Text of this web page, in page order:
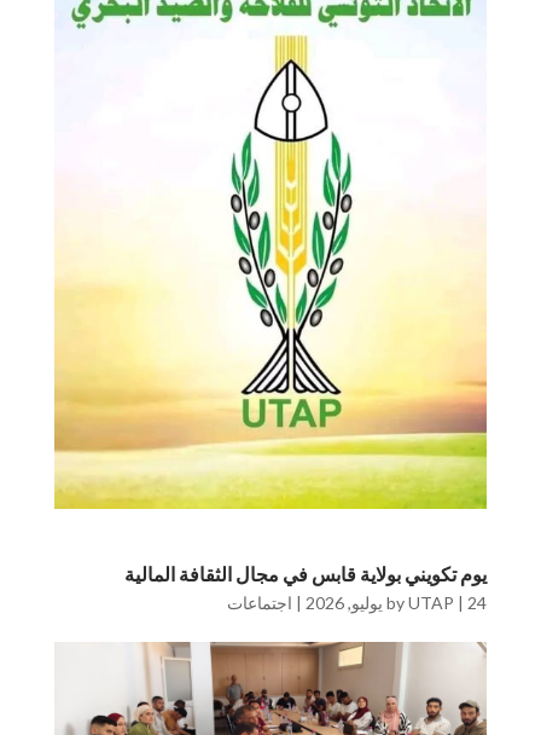
يوم تكويني بولاية قابس في مجال الثقافة المالية
byUTAP | 24 يوليو, 2026 | اجتماعات